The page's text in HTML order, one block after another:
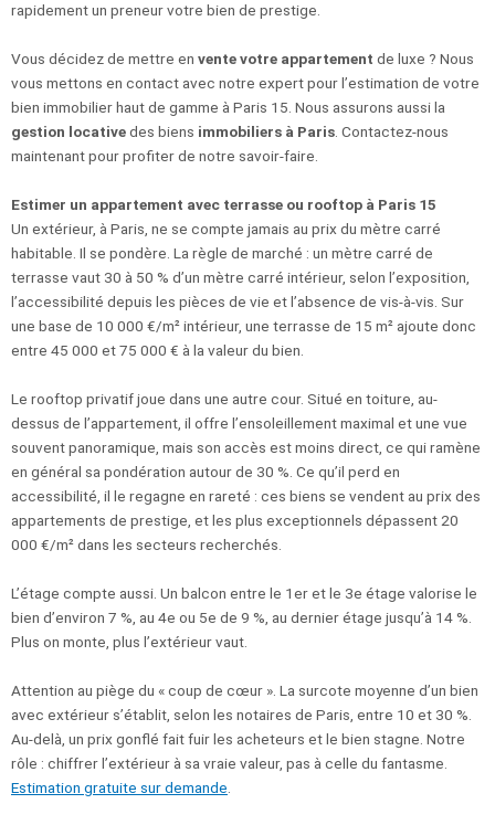
rapidement un preneur votre bien de prestige.
Vous décidez de mettre en vente votre appartement de luxe ? Nous
vous mettons en contact avec notre expert pour l’estimation de votre
bien immobilier haut de gamme à Paris 15. Nous assurons aussi la
gestion locativedes biens immobiliers à Paris. Contactez-nous
maintenant pour profiter de notre savoir-faire.
Estimer un appartement avec terrasse ou rooftop à Paris 15
Un extérieur, à Paris, ne se compte jamais au prix du mètre carré
habitable. Il se pondère. La règle de marché : un mètre carré de
terrasse vaut 30 à 50 % d’un mètre carré intérieur, selon l’exposition,
l’accessibilité depuis les pièces de vie et l’absence de vis-à-vis. Sur
une base de 10 000 €/m² intérieur, une terrasse de 15 m² ajoute donc
entre 45 000 et 75 000 € à la valeur du bien.
Le rooftop privatif joue dans une autre cour. Situé en toiture, au-
dessus de l’appartement, il offre l’ensoleillement maximal et une vue
souvent panoramique, mais son accès est moins direct, ce qui ramène
en général sa pondération autour de 30 %. Ce qu’il perd en
accessibilité, il le regagne en rareté : ces biens se vendent au prix des
appartements de prestige, et les plus exceptionnels dépassent 20
000 €/m² dans les secteurs recherchés.
L’étage compte aussi. Un balcon entre le 1er et le 3e étage valorise le
bien d’environ 7 %, au 4e ou 5e de 9 %, au dernier étage jusqu’à 14 %.
Plus on monte, plus l’extérieur vaut.
Attention au piège du « coup de cœur ». La surcote moyenne d’un bien
avec extérieur s’établit, selon les notaires de Paris, entre 10 et 30 %.
Au-delà, un prix gonflé fait fuir les acheteurs et le bien stagne. Notre
rôle : chiffrer l’extérieur à sa vraie valeur, pas à celle du fantasme.
Estimation gratuite sur demande